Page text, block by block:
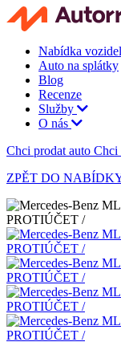
Nabídka vozidel
Auto na splátky
Blog
Recenze
Služby
O nás
Chci prodat auto Chci
ZPĚT DO